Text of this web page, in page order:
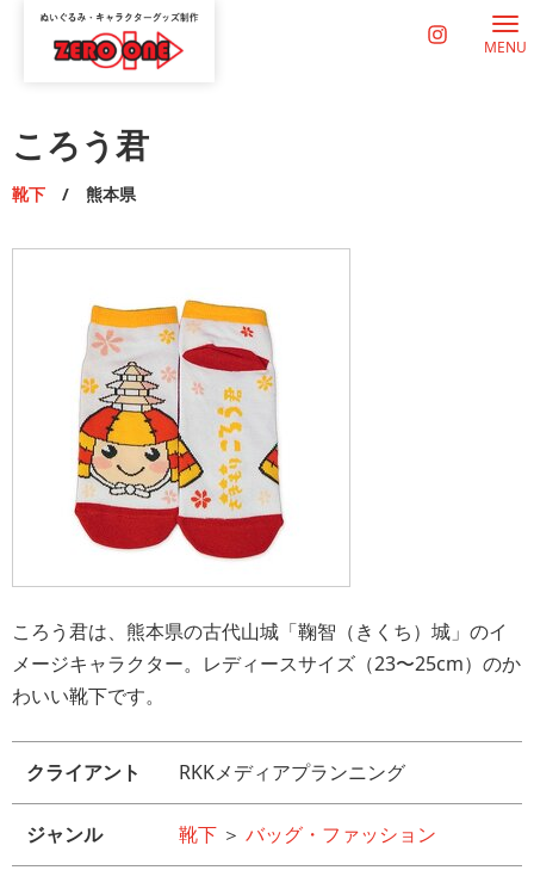
MENU
ころう君
靴下 / 熊本県
ころう君は、熊本県の古代山城「鞠智（きくち）城」のイ
メージキャラクター。レディースサイズ（23〜25cm）のか
わいい靴下です。
クライアント RKKメディアプランニング
ジャンル 靴下 ＞ バッグ・ファッション